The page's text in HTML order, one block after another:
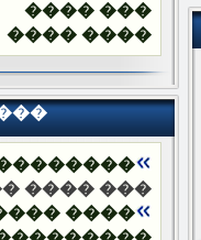
��� ����
���� ����
��������